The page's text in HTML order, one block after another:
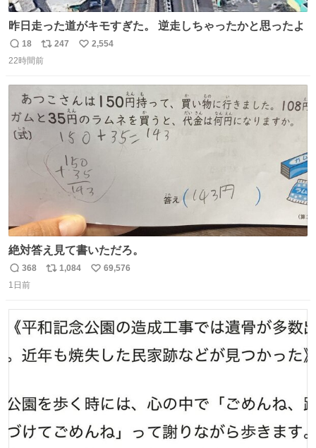
昨日走った道がキモすぎた。 逆走しちゃったかと思ったよ
返
信
18
リ
ポ
ト
247
い
数
2,554
22時間前
絶対答え見て書いただろ。
返
信
368
リ
ト
数
1,084
い
数
69,576
1日前